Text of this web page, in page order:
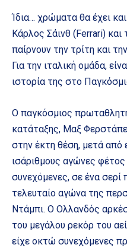
Ίδια… χρώματα θα έχει
Κάρλος Σάινθ (Ferrari)
παίρνουν την τρίτη και
Για την ιταλική ομάδα,
ιστορία της στο
Ο παγκόσμιος
κατάταξης, Μαξ
στην έκτη θέση, μετά
ισάριθμους αγώνες
συνεχόμενες, σε ένα σερί
τελευταίο αγώνα της
Ντάμπι. Ο Ολλανδός
του μεγάλου ρεκόρ του
είχε οκτώ συνεχόμενες